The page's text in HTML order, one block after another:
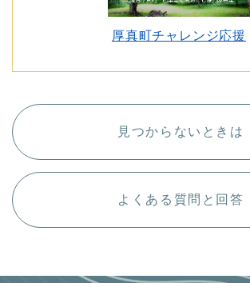
厚真町チャレンジ応援
見つからないときは
よくある質問と回答